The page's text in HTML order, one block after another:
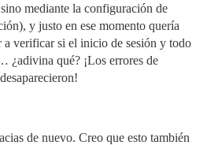
mediante la configuración de
y justo en ese momento quería
a verificar si el inicio de sesión y todo
¿adivina qué? ¡Los errores de
de nuevo. Creo que esto también